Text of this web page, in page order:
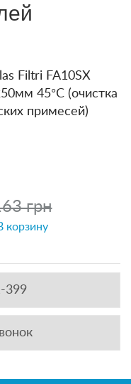
Filtri FA10SX
45°C (очистка
примесей)
грн
корзину
399